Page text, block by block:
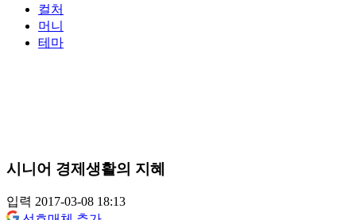
컬처
머니
테마
시니어 경제생활의 지혜
입력 2017-03-08 18:13